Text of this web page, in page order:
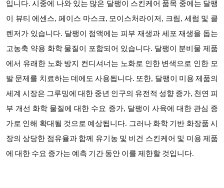
입니다. 시중에 나와 있는 많은 달팽이 스킨케어 품목 중에는 달팽
이 뷰티 에센스, 페이스 마스크, 모이스처라이저, 크림, 세럼 및 클
렌저가 있습니다. 달팽이 점액에는 피부 재생과 세포 재생을 돕는
고농축 약용 화학 물질이 포함되어 있습니다. 달팽이 분비물 제품
에서 유래한 노화 방지 컨디셔너는 노화로 인한 변색으로 인한 모
발 문제를 치료하는 데에도 사용됩니다. 또한, 달팽이 미용 제품의
세계 시장은 그루밍에 대한 중년 인구의 유전적 성향 증가, 천연 피
부 개선 화학 물질에 대한 수요 증가, 달팽이 사육에 대한 관심 증
가로 인해 확대될 것으로 예상됩니다. 그러나 화학 기반 화장품 시
장의 상당한 점유율과 함께 유기농 및 비건 스킨케어 및 미용 제품
에 대한 수요 증가는 예측 기간 동안 이를 제한할 것입니다.